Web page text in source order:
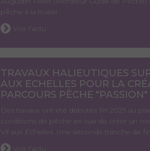
pêche à la truite!
Voir l'actu
TRAVAUX HALIEUTIQUES
AUX ECHELLES POUR LA
PARCOURS PÊCHE "PASSION"
Des travaux ont été débutés fin 2025 au
conditions de pêche en vue de créer un
Vif aux Échelles. Une seconde tranche de
Voir l'actu